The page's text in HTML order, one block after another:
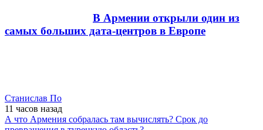
В Армении открыли один из
самых больших дата-центров в Европе
Станислав По
11 часов назад
А что Армения собралась там вычислять? Срок до